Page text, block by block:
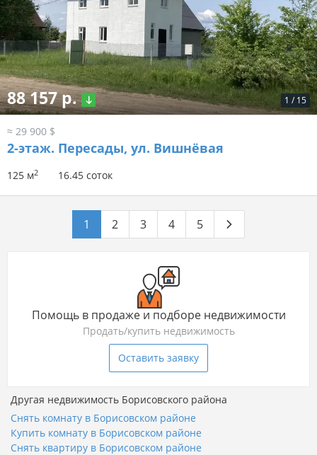
1 / 15
88 157 р.
≈ 29 900 $
2-этаж. Пересады, ул. Вишнёвая
125 м2 16.45 соток
1 2 3 4 5
Помощь в продаже и подборе недвижимости
Продать/купить недвижимость
Оставить заявку
Другая недвижимость Борисовского района
Снять комнату в Борисовском районе
Купить комнату в Борисовском районе
Снять квартиру в Борисовском районе